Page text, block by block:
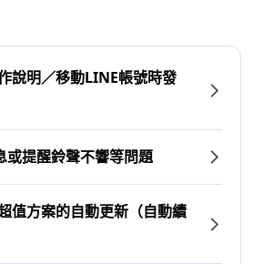
說明／移動LINE帳號時發
或提醒鈴聲不響等問題
值方案的自動更新（自動續